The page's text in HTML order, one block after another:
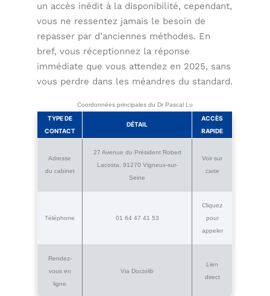
un accès inédit à la disponibilité, cependant,
vous ne ressentez jamais le besoin de
repasser par d’anciennes méthodes. En
bref, vous réceptionnez la réponse
immédiate que vous attendez en 2025, sans
vous perdre dans les méandres du standard.
Coordonnées principales du Dr Pascal Lu
TYPE DE
CONTACT
DÉTAIL
ACCÈS
RAPIDE
Adresse
du cabinet
27 Avenue du Président Robert
Lacosta, 91270 Vigneux-sur-
Seine
Voir sur
carte
Téléphone 01 64 47 41 53
Cliquez
pour
appeler
Rendez-
vous en
ligne
Via Doctolib
Lien
direct